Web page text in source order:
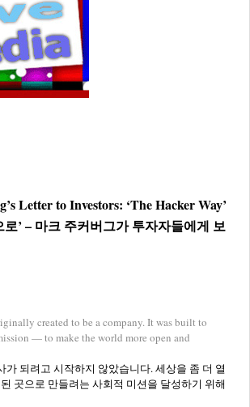
Letter to Investors: ‘The Hacker Way’
로’ – 마크 주커버그가 투자자들에게 보
created to be a company. It was built to
— to make the world more open and
가 되려고 시작하지 않았습니다. 세상을 좀 더 열
곳으로 만들려는 사회적 미션을 달성하기 위해